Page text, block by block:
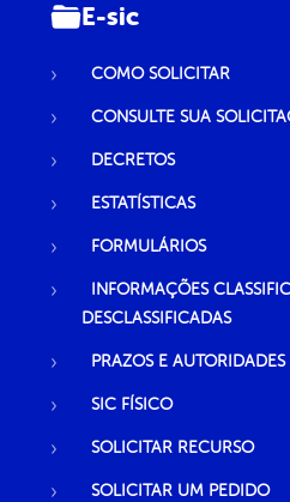
E-sic
COMO SOLICITAR
CONSULTE SUA
DECRETOS
ESTATÍSTICAS
FORMULÁRIOS
INFORMAÇÕES
DESCLASSIFICADAS
PRAZOS E AUTORIDADES
SIC FÍSICO
SOLICITAR RECURSO
SOLICITAR UM PEDIDO